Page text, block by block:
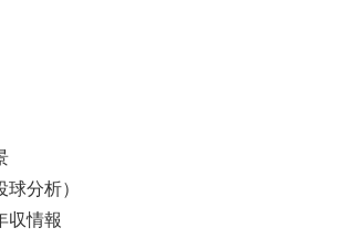
分析）
収情報